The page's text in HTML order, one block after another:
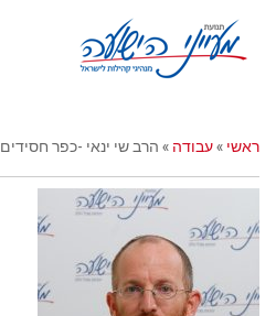
ראשי »עבודה » הרב שי ינאי -כפר חסידים